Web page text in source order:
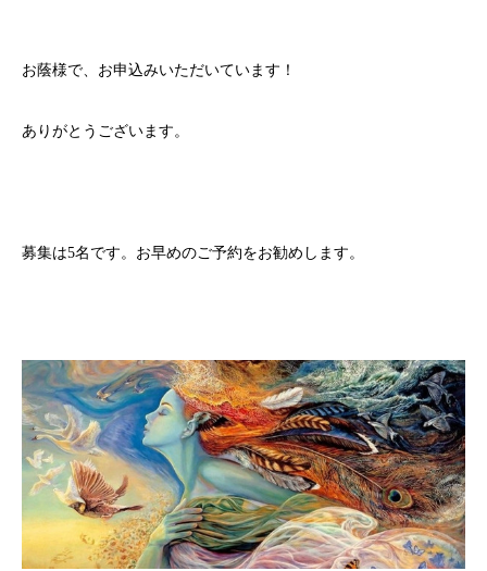
お蔭様で、お申込みいただいています！
ありがとうございます。
募集は5名です。お早めのご予約をお勧めします。